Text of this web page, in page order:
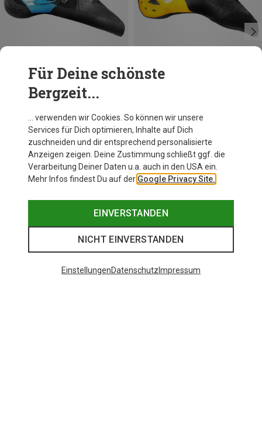
Nebula 3.0 Kletterschuhe
129,95 €
eb
Balboa Kletterschuhe
139,95 €
Für Deine schönste
Bergzeit...
… verwenden wir Cookies. So können wir unsere
Services für Dich optimieren, Inhalte auf Dich
zuschneiden und dir entsprechend personalisierte
Anzeigen zeigen. Deine Zustimmung schließt ggf. die
Verarbeitung Deiner Daten u.a. auch in den USA ein.
Mehr Infos findest Du auf der Google Privacy Site.
EINVERSTANDEN
NICHT EINVERSTANDEN
EinstellungenDatenschutz Impressum